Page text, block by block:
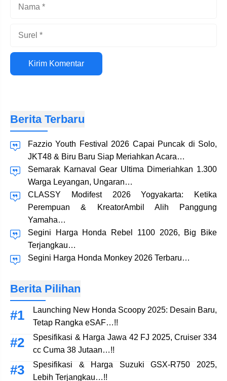
Situs
web
Berita Terbaru
Fazzio Youth Festival 2026 Capai Puncak di Solo,
JKT48 & Biru Baru Siap Meriahkan Acara…
Semarak Karnaval Gear Ultima Dimeriahkan 1.300
Warga Leyangan, Ungaran…
CLASSY Modifest 2026 Yogyakarta: Ketika
Perempuan & KreatorAmbil Alih Panggung
Yamaha…
Segini Harga Honda Rebel 1100 2026, Big Bike
Terjangkau…
Segini Harga Honda Monkey 2026 Terbaru…
Berita Pilihan
Launching New Honda Scoopy 2025: Desain Baru,
Tetap Rangka eSAF…!!
Spesifikasi & Harga Jawa 42 FJ 2025, Cruiser 334
cc Cuma 38 Jutaan…!!
Spesifikasi & Harga Suzuki GSX-R750 2025,
Lebih Terjangkau…!!